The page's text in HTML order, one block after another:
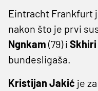
Eintracht Frankfurt
nakon što je prvi
Ngnkam (79) i Skhiri
bundesligaša.
Kristijan Jakić je